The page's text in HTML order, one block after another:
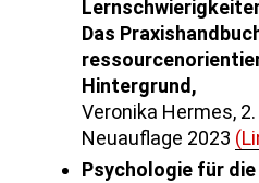
Das
Hintergrund,
Veronika Hermes,
Neuauflage 2023
Psychologie für